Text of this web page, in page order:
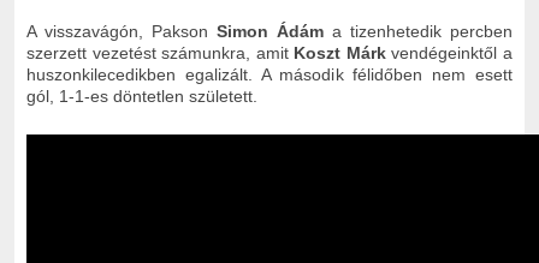
A visszavágón, Pakson Simon Ádám a tizenhetedik percben
szerzett vezetést számunkra, amit Koszt Márk vendégeinktől a
huszonkilecedikben egalizált. A második félidőben nem esett
gól, 1-1-es döntetlen született.